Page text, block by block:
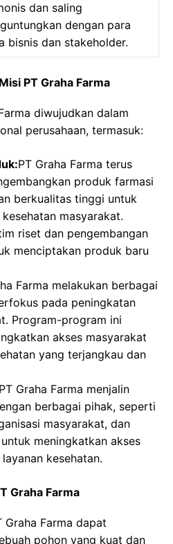
dan saling
dengan para
bisnis dan stakeholder.
PT Graha Farma
diwujudkan dalam
perusahaan, termasuk:
PT Graha Farma terus
produk farmasi
berkualitas tinggi untuk
masyarakat.
riset dan pengembangan
menciptakan produk baru
Farma melakukan berbagai
pada peningkatan
Program-program ini
akses masyarakat
yang terjangkau dan
PT Graha Farma menjalin
berbagai pihak, seperti
masyarakat, dan
meningkatkan akses
kesehatan.
Graha Farma
Graha Farma dapat
pohon yang kuat dan